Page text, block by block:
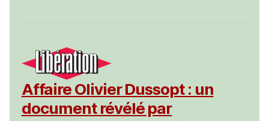
Affaire Olivier Dussopt : un
document révélé par